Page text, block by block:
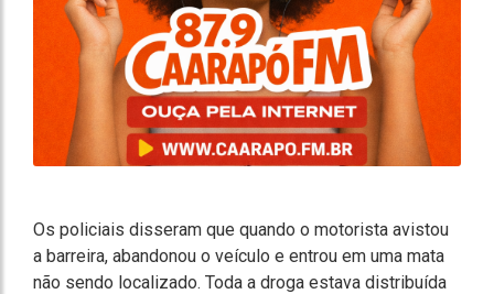
Os policiais disseram que quando o motorista avistou
a barreira, abandonou o veículo e entrou em uma mata
não sendo localizado. Toda a droga estava distribuída